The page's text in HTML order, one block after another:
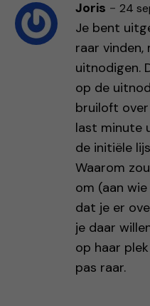
Joris - 24
Je bent
raar vinden,
uitnodigen.
op de
bruiloft over
last minute
de initiële
Waarom
om (aan
dat je er
je daar
op haar
pas raar.